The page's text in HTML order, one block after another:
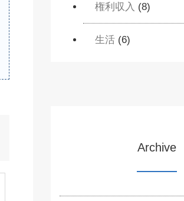
権利収入 (8)
生活 (6)
Archive